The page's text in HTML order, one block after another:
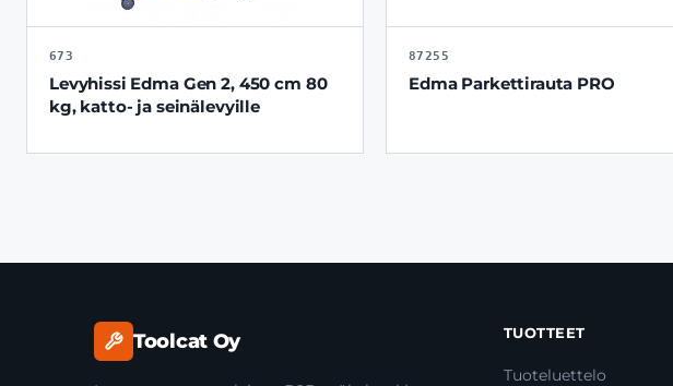
673
Levyhissi Edma Gen 2, 450 cm 80
kg, katto- ja seinälevyille
87255
Edma Parkettirauta PRO
Toolcat Oy TUOTTEET
Tuoteluettelo